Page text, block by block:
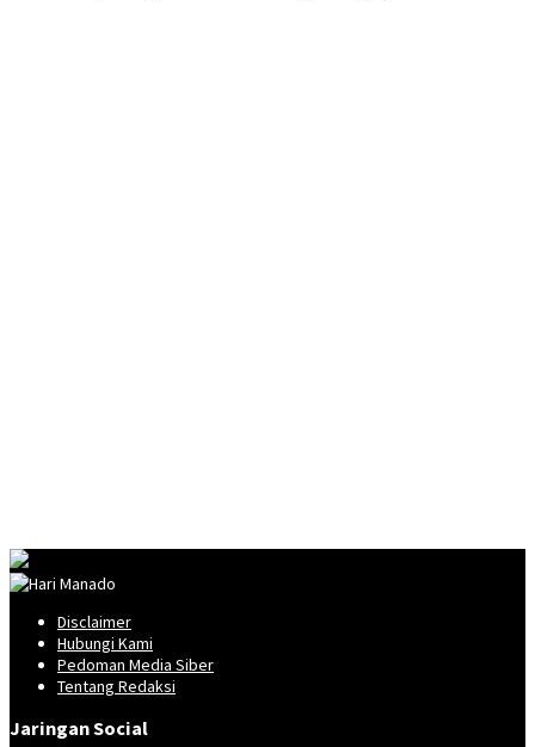
Disclaimer
Hubungi Kami
Pedoman Media Siber
Tentang Redaksi
Jaringan Social